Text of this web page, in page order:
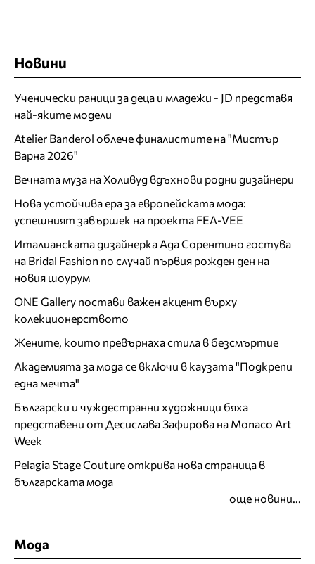
Новини
Ученически раници за деца и младежи - JD представя
най-яките модели
Atelier Banderol облече финалистите на "Мистър
Варна 2026"
Вечната муза на Холивуд вдъхнови родни дизайнери
Нова устойчива ера за европейската мода:
успешният завършек на проекта FEA-VEE
Италианската дизайнерка Ада Сорентино гостува
на Bridal Fashion по случай първия рожден ден на
новия шоурум
ONE Gallery постави важен акцент върху
колекционерството
Жените, които превърнаха стила в безсмъртие
Академията за мода се включи в каузата "Подкрепи
една мечта"
Български и чуждестранни художници бяха
представени от Десислава Зафирова на Monaco Art
Week
Pelagia Stage Couture открива нова страница в
българската мода
още новини...
Мода